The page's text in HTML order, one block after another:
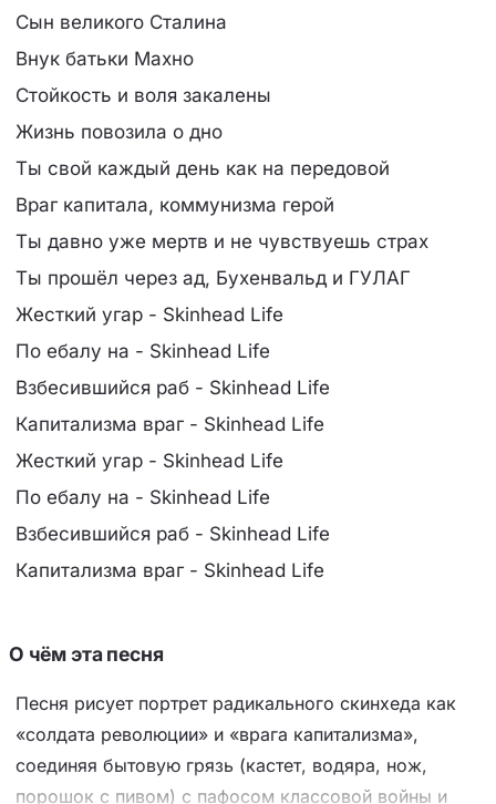
Сын великого Сталина
Внук батьки Махно
Стойкость и воля закалены
Жизнь повозила о дно
Ты свой каждый день как на передовой
Враг капитала, коммунизма герой
Ты давно уже мертв и не чувствуешь страх
Ты прошёл через ад, Бухенвальд и ГУЛАГ
Жесткий угар - Skinhead Life
По ебалу на - Skinhead Life
Взбесившийся раб - Skinhead Life
Капитализма враг - Skinhead Life
Жесткий угар - Skinhead Life
По ебалу на - Skinhead Life
Взбесившийся раб - Skinhead Life
Капитализма враг - Skinhead Life
О чём эта песня
Песня рисует портрет радикального скинхеда как
«солдата революции» и «врага капитализма»,
соединяя бытовую грязь (кастет, водяра, нож,
порошок с пивом) с пафосом классовой войны и